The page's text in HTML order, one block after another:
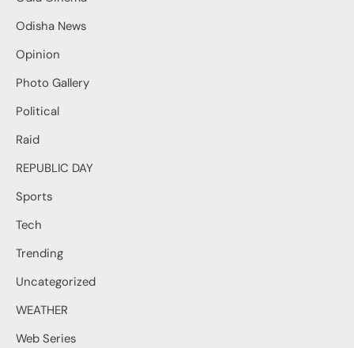
Odisha News
Opinion
Photo Gallery
Political
Raid
REPUBLIC DAY
Sports
Tech
Trending
Uncategorized
WEATHER
Web Series